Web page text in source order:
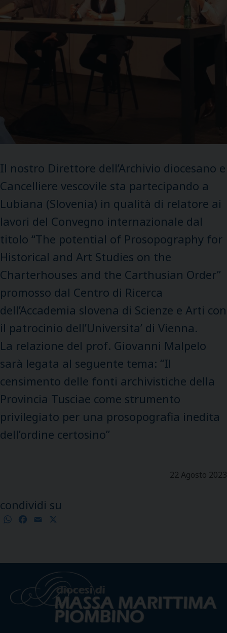
Il nostro Direttore dell’Archivio diocesano e
Cancelliere vescovile sta partecipando a
Lubiana (Slovenia) in qualità di relatore ai
lavori del Convegno internazionale dal
titolo “The potential of Prosopography for
Historical and Art Studies on the
Charterhouses and the Carthusian Order”
promosso dal Centro di Ricerca
dell’Accademia slovena di Scienze e Arti con
il patrocinio dell’Universita’ di Vienna.
La relazione del prof. Giovanni Malpelo
sarà legata al seguente tema: “Il
censimento delle fonti archivistiche della
Provincia Tusciae come strumento
privilegiato per una prosopografia inedita
dell’ordine certosino”
22 Agosto 2023
condividi su
WhatsApp
Facebook
Email